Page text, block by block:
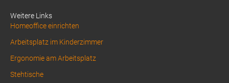
Weitere Links
Homeoffice einrichten
Arbeitsplatz im Kinderzimmer
Ergonomie am Arbeitsplatz
Stehtische